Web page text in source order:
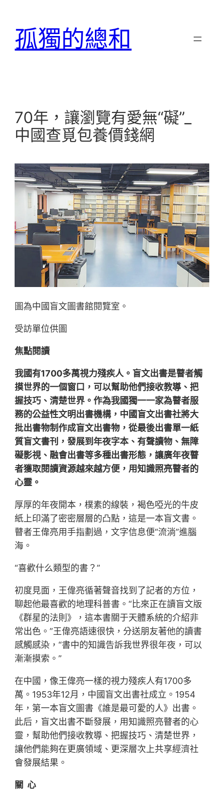
孤獨的總和
70年，讓瀏覽有愛無“礙”_
中國查覓包養價錢網
圖為中國盲文圖書館閱覽室。
受訪單位供圖
焦點閱讀
我國有1700多萬視力殘疾人。盲文出書是瞽者觸
摸世界的一個窗口，可以幫助他們接收教導、把
握技巧、清楚世界。作為我國獨一一家為瞽者服
務的公益性文明出書機構，中國盲文出書社將大
批出書物制作成盲文出書物，從最後出書單一紙
質盲文書刊，發展到年夜字本、有聲讀物、無障
礙影視、融會出書等多種出書形態，讓廣年夜瞽
者獲取閱讀資源越來越方便，用知識照亮瞽者的
心靈。
厚厚的年夜開本，樸素的線裝，褐色啞光的牛皮
紙上印滿了密密層層的凸點，這是一本盲文書。
瞽者王偉亮用手指劃過，文字信息便“流淌”進腦
海。
“喜歡什么類型的書？”
初度見面，王偉亮循著聲音找到了記者的方位，
聊起他最喜歡的地理科普書。“比來正在讀盲文版
《群星的法則》，這本書關于天體系統的介紹非
常出色。”王偉亮語速很快，分送朋友著他的讀書
感觸感染，“書中的知識告訴我世界很年夜，可以
漸漸摸索。”
在中國，像王偉亮一樣的視力殘疾人有1700多
萬。1953年12月，中國盲文出書社成立。1954
年，第一本盲文圖書《誰是最可愛的人》出書。
此后，盲文出書不斷發展，用知識照亮瞽者的心
靈，幫助他們接收教導、把握技巧、清楚世界，
讓他們能夠在更廣領域、更深層次上共享經濟社
會發展結果。
關 心